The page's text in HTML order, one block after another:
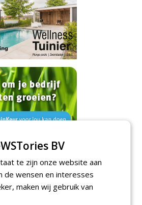
BV
te zijn onze website aan
de wensen en interesses
maken wij gebruik van